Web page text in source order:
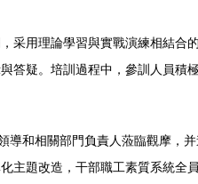
用理論學習與實戰演練相結合
疑。培訓過程中，參訓人員積
和相關部門負責人蒞臨觀摩，
題改造，干部職工素質系統全